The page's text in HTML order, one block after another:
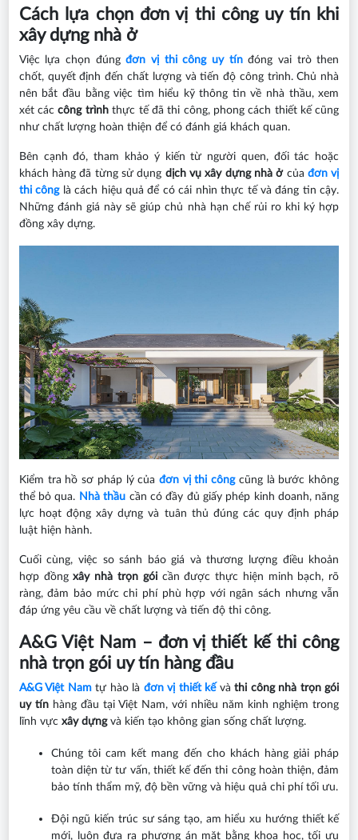
Cách lựa chọn đơn vị thi công uy tín khi
xây dựng nhà ở
Việc lựa chọn đúngđơn vị thi công uy tín đóng vai trò then
chốt, quyết định đến chất lượng và tiến độ công trình. Chủ nhà
nên bắt đầu bằng việc tìm hiểu kỹ thông tin về nhà thầu, xem
xét cáccông trìnhthực tế đã thi công, phong cách thiết kế cũng
như chất lượng hoàn thiện để có đánh giá khách quan.
Bên cạnh đó, tham khảo ý kiến từ người quen, đối tác hoặc
khách hàng đã từng sử dụng dịch vụ xây dựng nhà ởcủa đơn vị
thi cônglà cách hiệu quả để có cái nhìn thực tế và đáng tin cậy.
Những đánh giá này sẽ giúp chủ nhà hạn chế rủi ro khi ký hợp
đồng xây dựng.
Kiểm tra hồ sơ pháp lý của đơn vị thi côngcũng là bước không
thể bỏ qua. Nhà thầu cần có đầy đủ giấy phép kinh doanh, năng
lực hoạt động xây dựng và tuân thủ đúng các quy định pháp
luật hiện hành.
Cuối cùng, việc so sánh báo giá và thương lượng điều khoản
hợp đồngxây nhà trọn gói cần được thực hiện minh bạch, rõ
ràng, đảm bảo mức chi phí phù hợp với ngân sách nhưng vẫn
đáp ứng yêu cầu về chất lượng và tiến độ thi công.
A&G Việt Nam – đơn vị thiết kế thi công
nhà trọn gói uy tín hàng đầu
A&G Việt Namtự hào là đơn vị thiết kếvàthi công nhà trọn gói
uy tínhàng đầu tại Việt Nam, với nhiều năm kinh nghiệm trong
lĩnh vực xây dựngvà kiến tạo không gian sống chất lượng.
Chúng tôi cam kết mang đến cho khách hàng giải pháp
toàn diện từ tư vấn, thiết kế đến thi công hoàn thiện, đảm
bảo tính thẩm mỹ, độ bền vững và hiệu quả chi phí tối ưu.
Đội ngũ kiến trúc sư sáng tạo, am hiểu xu hướng thiết kế
mới, luôn đưa ra phương án mặt bằng khoa học, tối ưu